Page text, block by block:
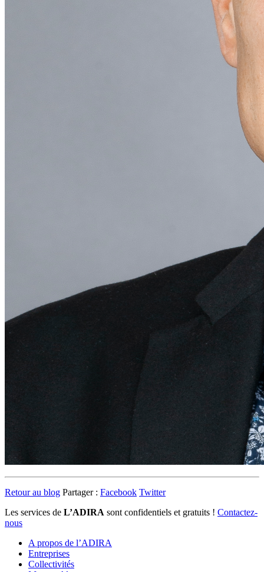
Retour au blog Partager : Facebook Twitter
Les services de L’ADIRA sont confidentiels et gratuits ! Contactez-
nous
A propos de l’ADIRA
Entreprises
Collectivités